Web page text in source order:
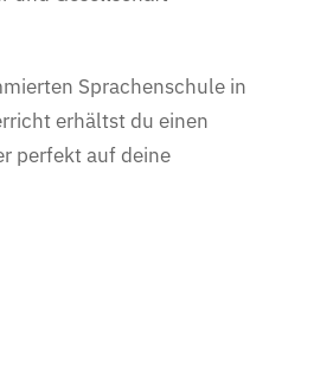
Sprachenschule in
erhältst du einen
perfekt auf deine